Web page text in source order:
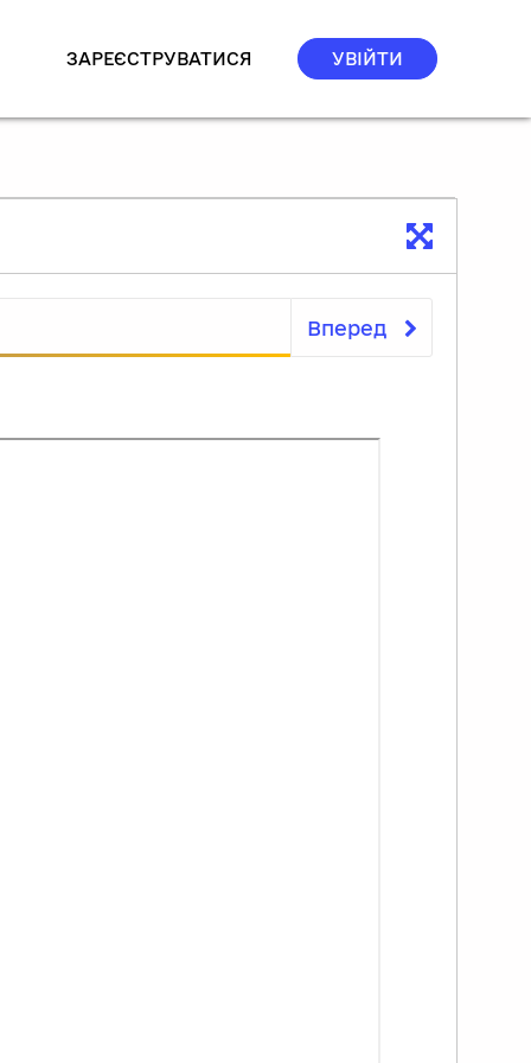
ЗАРЕЄСТРУВАТИСЯ УВІЙТИ
Вперед